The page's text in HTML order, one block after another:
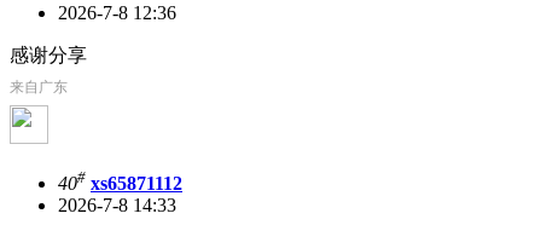
2026-7-8 12:36
感谢分享
来自广东
40# xs65871112
2026-7-8 14:33